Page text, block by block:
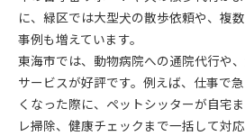
に、緑区では大型犬の散歩依頼や、複
事例も増えています。
東海市では、動物病院への通院代行や
サービスが好評です。例えば、仕事で
くなった際に、ペットシッターが自宅
レ掃除、健康チェックまで一括して対